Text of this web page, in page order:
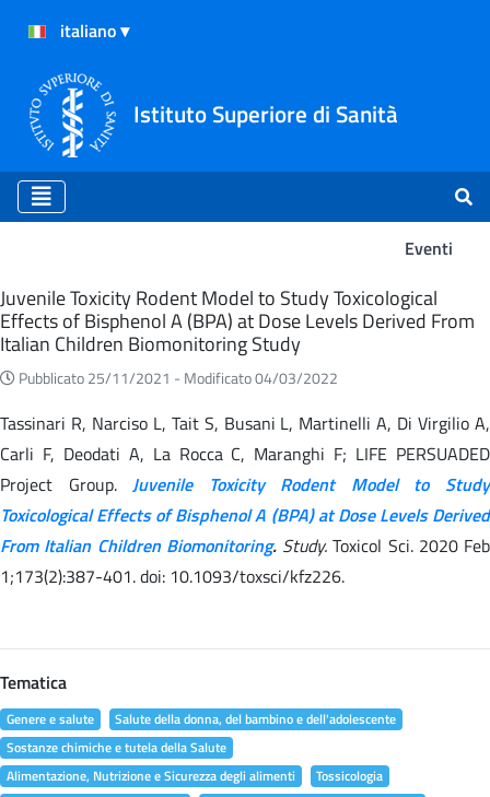
Istituto Superiore di Sanità
Eventi
Eventi
Juvenile Toxicity Rodent Model to Study Toxicological
Effects of Bisphenol A (BPA) at Dose Levels Derived From
Italian Children Biomonitoring Study
Pubblicato 25/11/2021 - Modificato 04/03/2022
Tassinari R, Narciso L, Tait S, Busani L, Martinelli A, Di Virgilio A,
Carli F, Deodati A, La Rocca C, Maranghi F; LIFE PERSUADED
Project Group.Juvenile Toxicity Rodent Model to Study
Toxicological Effects of Bisphenol A (BPA) at Dose Levels Derived
From Italian Children Biomonitoring.Study. Toxicol Sci. 2020 Feb
1;173(2):387-401. doi: 10.1093/toxsci/kfz226.
Tematica
Genere e salute
Salute della donna, del bambino e dell'adolescente
Sostanze chimiche e tutela della Salute
Alimentazione, Nutrizione e Sicurezza degli alimenti
Tossicologia